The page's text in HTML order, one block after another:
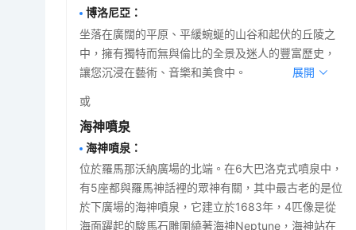
博洛尼亞 ：
坐落在廣闊的平原、平緩蜿蜒的山谷和起伏的丘陵之
中，擁有獨特而無與倫比的全景及迷人的豐富歷史，
讓您沉浸在藝術、音樂和美食中。
展開
或
海神噴泉
海神噴泉 ：
位於羅馬那沃納廣場的北端。在6大巴洛克式噴泉中，
有5座都與羅馬神話裡的眾神有關，其中最古老的是位
於下廣場的海神噴泉，它建立於1683年，4匹像是從
海面躍起的駿馬石雕圍繞著海神Neptune，海神站在